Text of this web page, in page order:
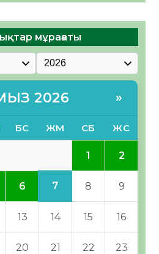
мұрағаты
2026 »
БС ЖМ СБ ЖС
1 2
6 7 8 9
13 14 15 16
20 21 22 23